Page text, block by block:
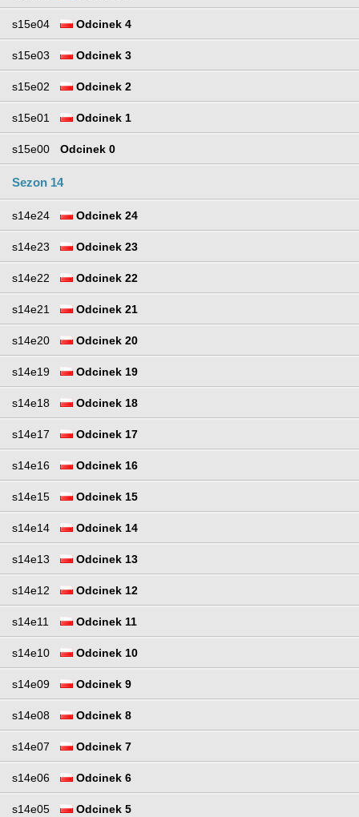
s15e04 Odcinek 4
s15e03 Odcinek 3
s15e02 Odcinek 2
s15e01 Odcinek 1
s15e00 Odcinek 0
Sezon 14
s14e24 Odcinek 24
s14e23 Odcinek 23
s14e22 Odcinek 22
s14e21 Odcinek 21
s14e20 Odcinek 20
s14e19 Odcinek 19
s14e18 Odcinek 18
s14e17 Odcinek 17
s14e16 Odcinek 16
s14e15 Odcinek 15
s14e14 Odcinek 14
s14e13 Odcinek 13
s14e12 Odcinek 12
s14e11 Odcinek 11
s14e10 Odcinek 10
s14e09 Odcinek 9
s14e08 Odcinek 8
s14e07 Odcinek 7
s14e06 Odcinek 6
s14e05 Odcinek 5